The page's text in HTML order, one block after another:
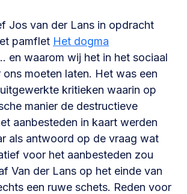
administratie, begroting en omzet >
beheer
evenementen, verhuur en communicatie >
medewerkers
en vergoedingen, betaalde krachten
maatschappelijk vastgoed,
>
Jos van der Lans in opdracht
pamflet Het dogma
en waarom wij het in het sociaal
moeten laten. Het was een
kritieken waarin op
manier de destructieve
aanbesteden in kaart werden
als antwoord op de vraag wat
voor het aanbesteden zou
Van der Lans op het einde van
een ruwe schets. Reden voor